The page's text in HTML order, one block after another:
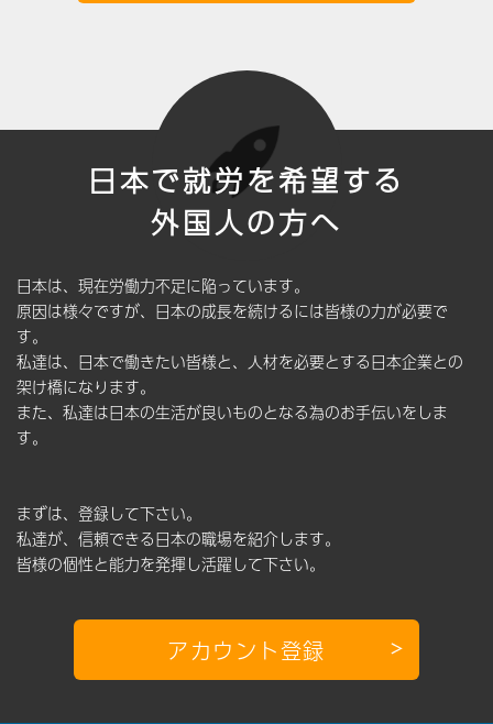
日本で就労を希望する
外国人の方へ
日本は、現在労働力不足に陥っています。
原因は様々ですが、日本の成長を続けるには皆様の力が必要で
す。
私達は、日本で働きたい皆様と、人材を必要とする日本企業との
架け橋になります。
また、私達は日本の生活が良いものとなる為のお手伝いをしま
す。
まずは、登録して下さい。
私達が、信頼できる日本の職場を紹介します。
皆様の個性と能力を発揮し活躍して下さい。
アカウント登録